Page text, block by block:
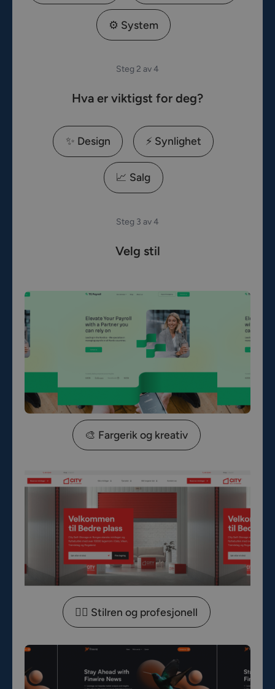
⚙️ System
Steg 2 av 4
Hva er viktigst for deg?
✨ Design ⚡️ Synlighet
📈 Salg
Steg 3 av 4
Velg stil
🎨 Fargerik og kreativ
🧑‍⚖️ Stilren og profesjonell